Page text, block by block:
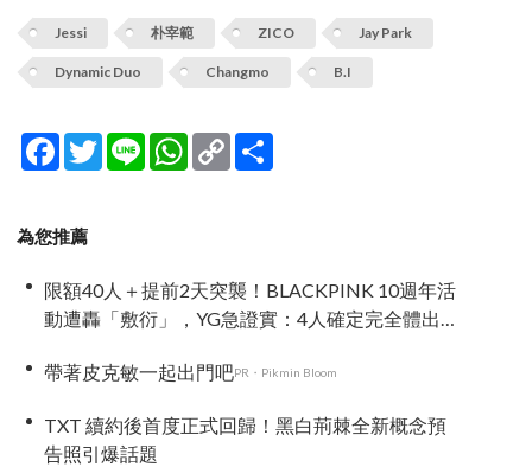
Jessi 朴宰範 ZICO Jay Park
Dynamic Duo Changmo B.I
Facebook
TwitterLine WhatsApp
Copy
Link
為您推薦
限額40人＋提前2天突襲！BLACKPINK 10週年活
動遭轟「敷衍」，YG急證實：4人確定完全體出
帶著皮克敏一起出門吧PR・Pikmin Bloom
TXT 續約後首度正式回歸！黑白荊棘全新概念預
告照引爆話題